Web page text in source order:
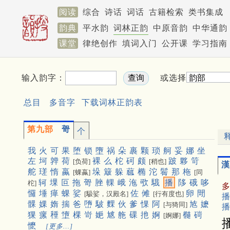
阅读 综合 诗话 词话 古籍检索
类书集成
韵典
平水韵 词林正韵 中原音韵
中华通韵
课堂
律绝创作 填词入门 公开课 学习指南
输入韵字： 或选择
总目 多音字 下载词林正韵表
第九部 哿 个
我 火 可 果 堕 锁 墮 祸 朵 裹 颗 琐 舸 妥 娜 坐
左 坷 亸 荷 [负荷] 裸 么 柁 砢 颇 [稍也] 跛 夥 笴
舵 瑳 惰 蠃 [蜾蠃] 垛 簸 躲 蓏 椭 沱 鬌 那 柂 [同
柁] 轲 堁 叵 拖 哿 脞 輠 峨 沲 㰤 騀 播 陊 硪 哆
㦬 埵 瘅 蜾 娑 [馺娑，汉殿名] 佐 傩 [行有度也] 卵 閜
髁 婐 媠 揣 爸 嶞 駊 䴹 伙 爹 惈 阿 [与猗同] 㝾 嬷
猓 瘰 䅜 墯 棵 岢 㛂 㝿 䑨 䂺 扡 婀 [婀娜] 㰐 碋
懡
[更多…]